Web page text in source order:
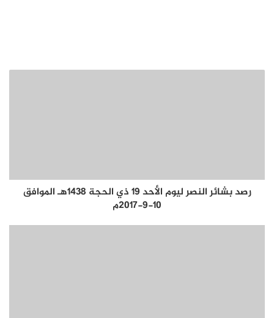
رصد بشائر النصر ليوم الأحد 19 ذي الحجة 1438هـ الموافق
10-9-2017م